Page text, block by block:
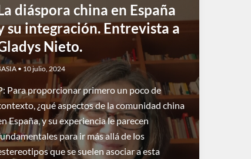
diáspora china en España
su integración. Entrevista a
Nieto.
• 10 julio, 2024
Para proporcionar primero un poco de
¿qué aspectos de la comunidad china
España, y su experiencia le parecen
para ir más allá de los
que se suelen asociar a esta